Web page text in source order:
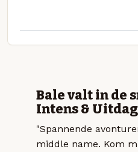
Bale valt in de
Intens &
"Spannende
middle name. Kom